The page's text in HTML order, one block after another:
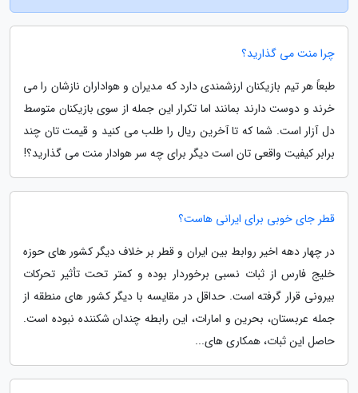
چرا منت می گذارید؟
طبعاً هر تیم بازیکنان ارزشمندی دارد که مدیران و هواداران نازشان را می
خرند و دوست دارند بمانند اما تکرار این جمله از سوی بازیکنان متوسط
دل آزار است. شما که تا آخرین ریال را طلب می کنید و قیمت تان چند
برابر کیفیت واقعی تان است دیگر برای چه سر هوادار منت می گذارید؟!
قطر جای خوبی برای ایرانی هاست؟
در چهار دهه اخیر روابط بین ایران و قطر بر خلاف دیگر کشور های حوزه
خلیج فارس از ثبات نسبی برخوردار بوده و کمتر تحت تأثیر تحرکات
بیرونی قرار گرفته است. حداقل در مقایسه با دیگر کشور های منطقه از
جمله عربستان، بحرین و امارات، این رابطه چندان شکننده نبوده است.
حاصل این ثبات، همکاری های...